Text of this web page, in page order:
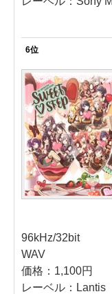
6位
96kHz/32bit
WAV
価格：1,100円
レーベル：Lantis